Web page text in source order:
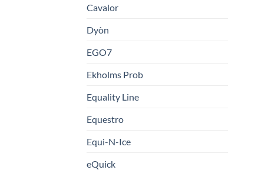
Cavalor
Dyòn
EGO7
Ekholms Prob
Equality Line
Equestro
Equi-N-Ice
eQuick